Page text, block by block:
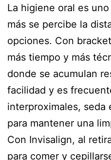
La higiene oral es
más se percibe la
opciones. Con
más tiempo y más
donde se acumulan
facilidad y es
interproximales, seda
para mantener una
Con Invisalign, al
para comer y